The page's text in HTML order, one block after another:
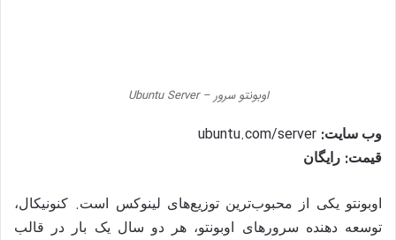
اوبونتو سرور – Ubuntu Server
وب سایت:
قیمت: رایگان
اوبونتو یکی از محبوب‌ترین توزیع‌های لینوکس است. کنونیکال،
توسعه دهنده سرورهای اوبونتو، هر دو سال یک بار در قالب